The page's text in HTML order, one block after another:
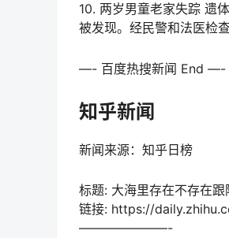
10. 两岁男童老家失踪 遗
被发现。经民警和法医检
—- 百度热搜新闻 End —-
知乎新闻
新闻来源：知乎日榜
标题: 大海里存在不存在跟
链接: https://
———————-